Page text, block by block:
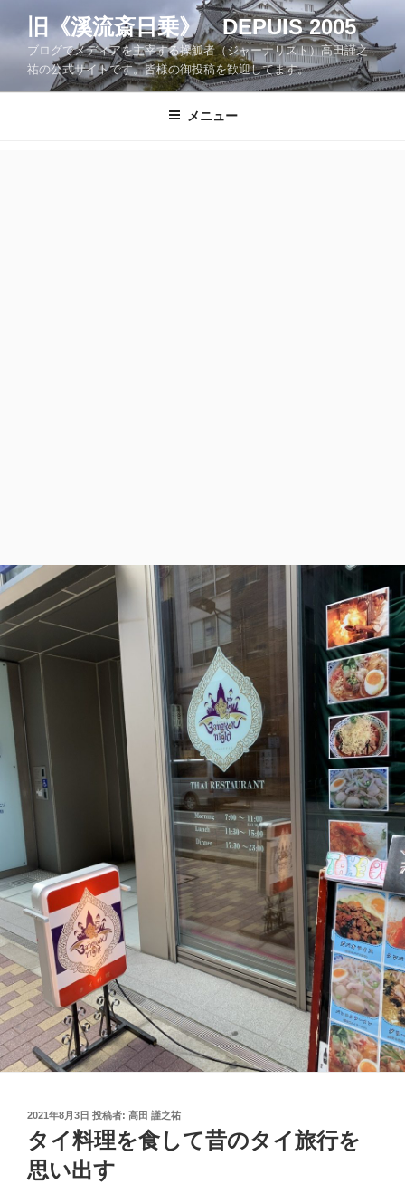
ツ
旧《溪流斎日乗》 DEPUIS 2005
ブログでメディアを主宰する操觚者（ジャーナリスト）高田謹之
祐の公式サイトです。皆様の御投稿を歓迎してます。
メニュー
投
稿
日:
2021年8月3日 投稿者: 高田 謹之祐
タイ料理を食して昔のタイ旅行を
思い出す